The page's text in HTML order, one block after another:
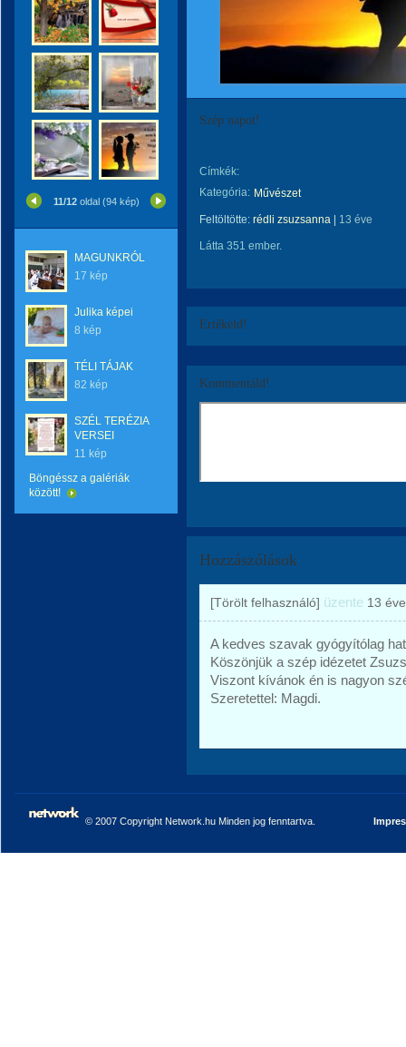
11/12oldal (94 kép)
MAGUNKRÓL
17 kép
Julika képei
8 kép
TÉLI TÁJAK
82 kép
SZÉL TERÉZIA
VERSEI
11 kép
Böngéssz a galériák
között!
Szép napot!
Címkék:
Kategória: Művészet
Feltöltötte: rédli zsuzsanna 13 éve
Látta 351 ember.
Értékeld!
Kommentáld!
Hozzászólások
[Törölt felhasználó] üzente 13 éve
A kedves szavak gyógyítólag
Köszönjük a szép idézetet
Viszont kívánok én is nagyon
Szeretettel: Magdi.
© 2007 Copyright Network.hu Minden jog fenntartva.